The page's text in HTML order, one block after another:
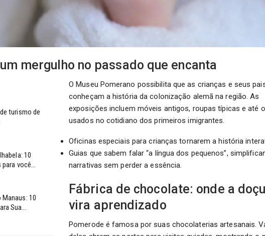
mergulho no passado que encanta
turismo de
10
você…
10
Sua…
O Museu Pomerano possibilita que as crianças e seus
conheçam a história da colonização alemã na região. As
exposições incluem móveis antigos, roupas típicas e até
usados no cotidiano dos primeiros imigrantes.
Oficinas especiais para crianças tornarem a história
Guias que sabem falar “a língua dos pequenos”,
narrativas sem perder a essência.
Fábrica de chocolate: onde a
vira aprendizado
Pomerode é famosa por suas chocolaterias artesanais.